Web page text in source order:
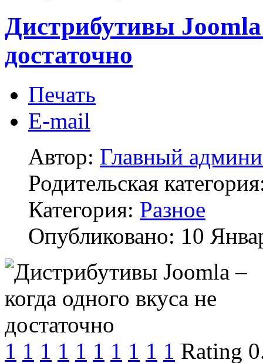
Дистрибутивы Joomla
достаточно
Печать
E-mail
Автор: Главный
Родительская
Категория: Разное
Опубликовано: 10
1 1 1 1 1 1 1 1 1 1 Rating